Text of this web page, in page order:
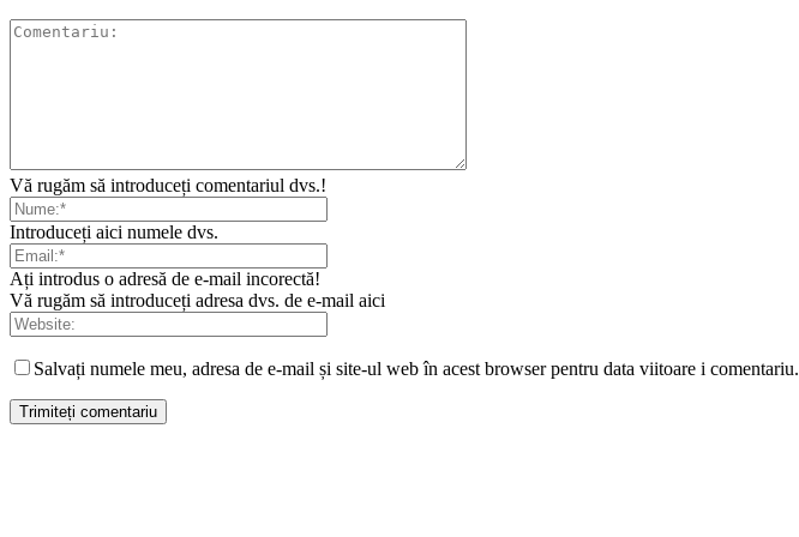
Vă rugăm să introduceți comentariul dvs.!
Introduceți aici numele dvs.
Ați introdus o adresă de e-mail incorectă!
Vă rugăm să introduceți adresa dvs. de e-mail aici
Salvați numele meu, adresa de e-mail și site-ul web în acest browser pentru data viitoare i comentariu.